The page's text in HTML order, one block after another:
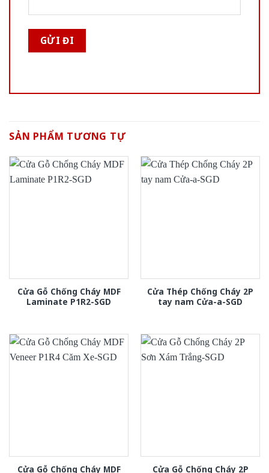
SẢN PHẨM TƯƠNG TỰ
Cửa Gỗ Chống Cháy MDF
Laminate P1R2-SGD
Cửa Thép Chống Cháy 2P
tay nam Cửa-a-SGD
Cửa Gỗ Chống Cháy MDF Cửa Gỗ Chống Cháy 2P